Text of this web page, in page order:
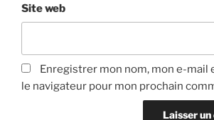
Site web
Enregistrer mon nom, mon e-mail
le navigateur pour mon prochain